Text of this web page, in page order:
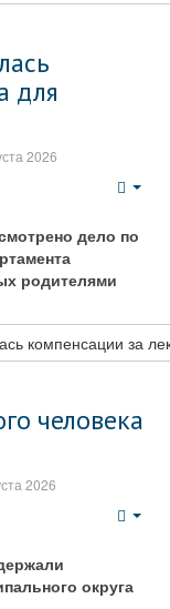
для
2026
дело по
родителями
компенсации за
человека
2026
округа